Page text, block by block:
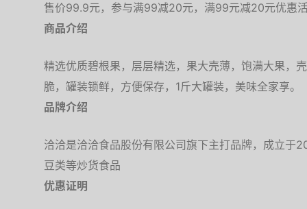
售价99.9元，参与满99减20元，满99元减20元优惠
商品介绍
精选优质碧根果，层层精选，果大壳薄，饱满大果，
脆，罐装锁鲜，方便保存，1斤大罐装，美味全家享。
品牌介绍
洽洽是洽洽食品股份有限公司旗下主打品牌，成立于
豆类等炒货食品
优惠证明